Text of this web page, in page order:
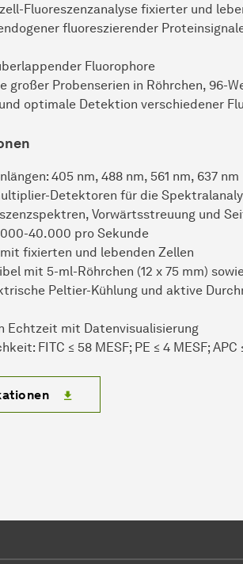
Fluoreszenzanalyse fixierter und
fluoreszierender
Fluorophore
großer Probenserien in Röhrchen, 96-
optimale Detektion verschiedener
405 nm, 488 nm, 561 nm, 637 nm
Detektoren für die
Vorwärtsstreuung und
40.000 pro Sekunde
fixierten und lebenden Zellen
mit 5-ml-Röhrchen (12 x 75 mm)
Peltier-Kühlung und aktive
Echtzeit mit Datenvisualisierung
FITC ≤ 58 MESF; PE ≤ 4 MESF; APC